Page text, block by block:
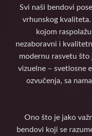
Svi naši bendovi
vrhunskog
kojom
nezaboravni i
modernu rasvetu što
vizuelne – svetlosne
ozvučenja, sa
Ono što je jako
bendovi koji se